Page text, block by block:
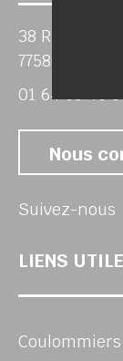
38 Rue de
77580
01 64 63 46
Nous
Suivez-nous
LIENS